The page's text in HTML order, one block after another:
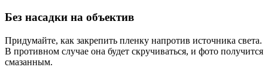
Без насадки на объектив
Придумайте, как закрепить пленку напротив источника света.
В противном случае она будет скручиваться, и фото получится
смазанным.